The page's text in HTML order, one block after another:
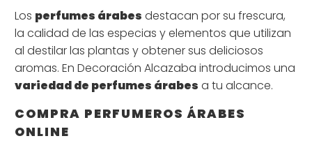
Los perfumes árabes destacan por su frescura,
la calidad de las especias y elementos que utilizan
al destilar las plantas y obtener sus deliciosos
aromas. En Decoración Alcazaba introducimos una
variedad de perfumes árabes a tu alcance.
COMPRA PERFUMEROS ÁRABES
ONLINE